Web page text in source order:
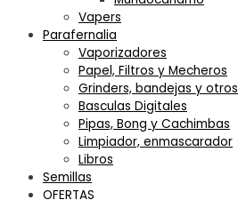
Vapers
Parafernalia
Vaporizadores
Papel, Filtros y Mecheros
Grinders, bandejas y otros
Basculas Digitales
Pipas, Bong y Cachimbas
Limpiador, enmascarador
Libros
Semillas
OFERTAS